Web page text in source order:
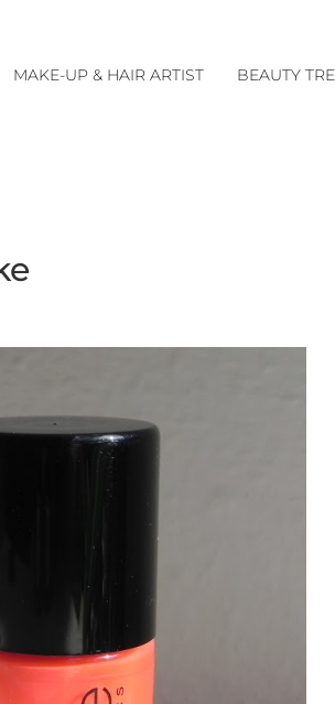
MAKE-UP & HAIR ARTIST BEAUTY